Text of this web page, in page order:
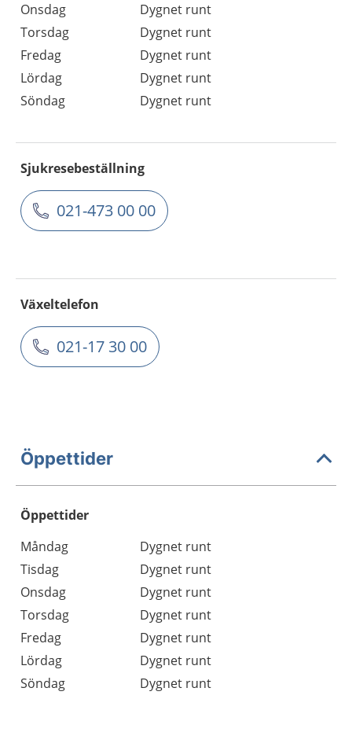
Onsdag
Dygnet runt
Torsdag
Dygnet runt
Fredag
Dygnet runt
Lördag
Dygnet runt
Söndag
Dygnet runt
Sjukresebeställning
021-473 00 00
Växeltelefon
021-17 30 00
Öppettider
Öppettider
Dag
Öppettider
Kommentarer
Måndag
Dygnet runt
Tisdag
Dygnet runt
Onsdag
Dygnet runt
Torsdag
Dygnet runt
Fredag
Dygnet runt
Lördag
Dygnet runt
Söndag
Dygnet runt